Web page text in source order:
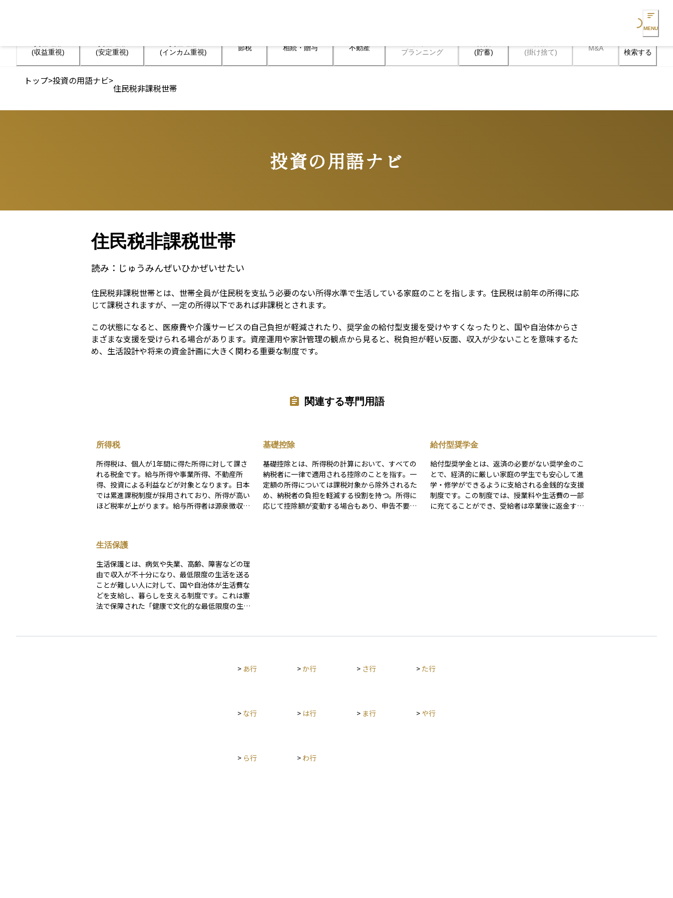
Loading...MENU
(収益重視)
(安定重視)
(インカム重視)
節税 相続・贈与 不動産
プランニング
(貯蓄)
(掛け捨て)
M&A 検索する
トップ>投資の用語ナビ>
住民税非課税世帯
投資の用語ナビ
Terms
住民税非課税世帯
読み： じゅうみんぜいひかぜいせたい
住民税非課税世帯とは、世帯全員が住民税を支払う必要のない所得水準で生活している家庭のことを指します。住民税は前年の所得に応
じて課税されますが、一定の所得以下であれば非課税とされます。
この状態になると、医療費や介護サービスの自己負担が軽減されたり、奨学金の給付型支援を受けやすくなったりと、国や自治体からさ
まざまな支援を受けられる場合があります。資産運用や家計管理の観点から見ると、税負担が軽い反面、収入が少ないことを意味するた
め、生活設計や将来の資金計画に大きく関わる重要な制度です。
関連する専門用語
所得税
所得税は、個人が1年間に得た所得に対して課さ
れる税金です。給与所得や事業所得、不動産所
得、投資による利益などが対象となります。日本
では累進課税制度が採用されており、所得が高い
ほど税率が上がります。給与所得者は源泉徴収に
ことで課税所得を減らし、税負担を軽減できま
す。
基礎控除
基礎控除とは、所得税の計算において、すべての
納税者に一律で適用される控除のことを指す。一
定額の所得については課税対象から除外されるた
め、納税者の負担を軽減する役割を持つ。所得に
応じて控除額が変動する場合もあり、申告不要で
給付型奨学金
給付型奨学金とは、返済の必要がない奨学金のこ
とで、経済的に厳しい家庭の学生でも安心して進
学・修学ができるように支給される金銭的な支援
制度です。この制度では、授業料や生活費の一部
に充てることができ、受給者は卒業後に返金する
生活保護
生活保護とは、病気や失業、高齢、障害などの理
由で収入が不十分になり、最低限度の生活を送る
ことが難しい人に対して、国や自治体が生活費な
どを支給し、暮らしを支える制度です。これは憲
法で保障された「健康で文化的な最低限度の生
費や住居費などをまかなう「生活扶助」、医療費
況に応じて支給されます。また、原則として資産
受けている期間中は、国民年金の保険料が「法定
> あ行 >か行 > さ行 > た行
> な行 > は行 > ま行 > や行
> ら行 > わ行